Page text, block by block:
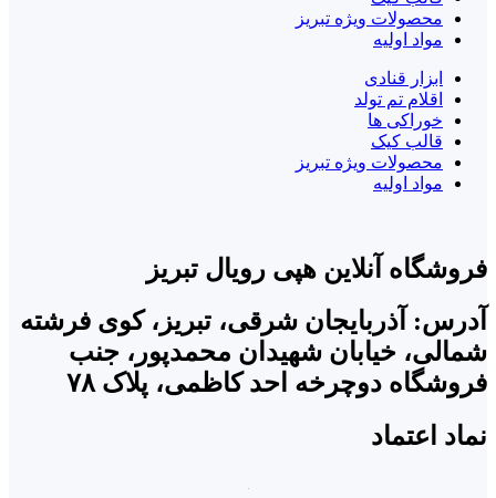
محصولات ویژه تبریز
مواد اولیه
ابزار قنادی
اقلام تم تولد
خوراکی ها
قالب کیک
محصولات ویژه تبریز
مواد اولیه
فروشگاه آنلاین هپی رویال تبریز
آدرس: آذربایجان شرقی، تبریز، کوی فرشته
شمالی، خیابان شهیدان محمدپور، جنب
فروشگاه دوچرخه احد کاظمی، پلاک ۷۸
نماد اعتماد